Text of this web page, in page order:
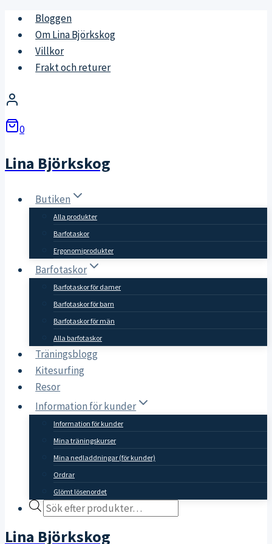
Skip
content
Bloggen
Om Lina Björkskog
Villkor
Frakt och returer
0
Lina Björkskog
Butiken
Alla produkter
Barfotaskor
Ergonomiprodukter
Barfotaskor
Barfotaskor för damer
Barfotaskor för barn
Barfotaskor för män
Alla barfotaskor
Träningsblogg
Kitesurfing
Resor
Information för kunder
Information för kunder
Mina träningskurser
Mina nedladdningar (för kunder)
Ordrar
Glömt lösenordet
Products
Lina Björkskog